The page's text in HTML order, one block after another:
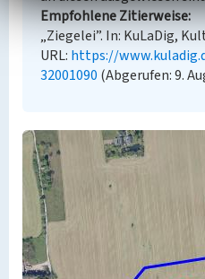
Empfohlene Zitierweise
„Ziegelei”. In: KuLaDig,
URL: https://
32001090 (Abgerufen: 9.